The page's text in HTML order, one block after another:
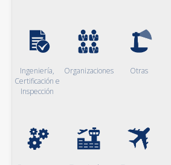
Ingeniería,
Certificación e
Inspección
Organizaciones Otras